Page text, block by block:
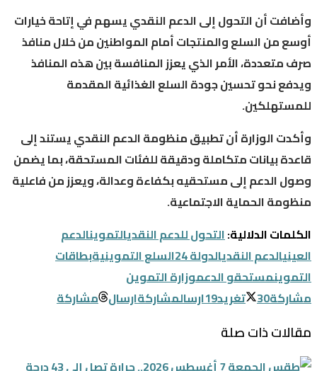
وأضافت أن التحول إلى الدعم النقدي يسهم في إتاحة خيارات
أوسع من السلع والمنتجات أمام المواطنين من خلال منافذ
صرف متعددة، الأمر الذي يعزز المنافسة بين هذه المنافذ
ويدفع نحو تحسين جودة السلع الغذائية المقدمة
للمستهلكين.
وأكدت الوزارة أن تطبيق منظومة الدعم النقدي يستند إلى
قاعدة بيانات متكاملة ودقيقة للفئات المستحقة، بما يضمن
وصول الدعم إلى مستحقيه بكفاءة وعدالة، ويعزز من فاعلية
منظومة الحماية الاجتماعية.
الكلمات الدلالية:التحول للدعم النقديالتموينالدعم
العينيالدعم النقديالدولة 24 السلع التموينيةبطاقات
التموينمستحقو الدعموزارة التموين
مشاركة30 تغريد19ارسالمشاركةارسال مشاركة
مقالات ذات صلة